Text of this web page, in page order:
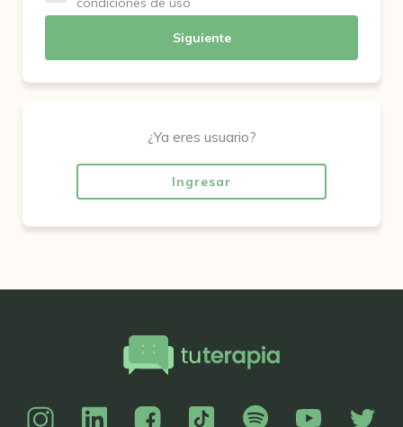
Siguiente
¿Ya eres usuario?
Ingresar